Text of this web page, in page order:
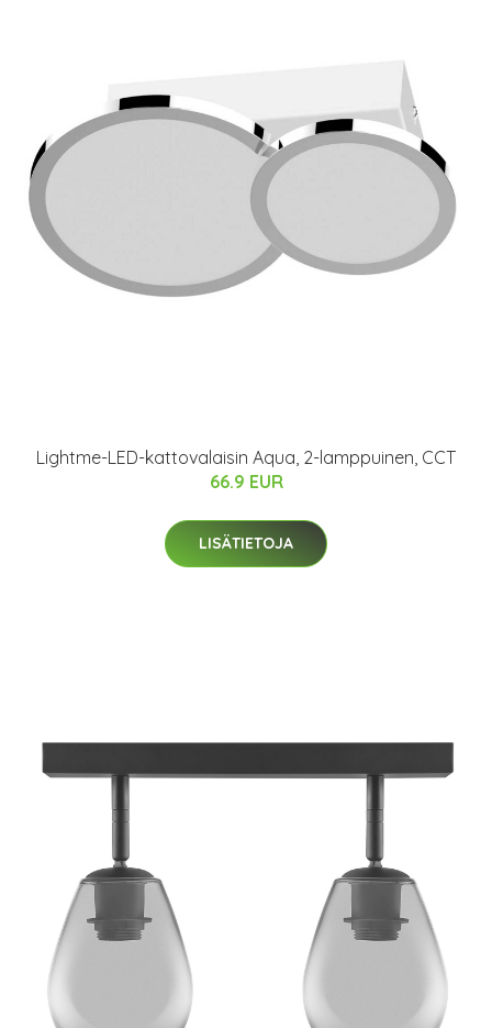
Lightme-LED-kattovalaisin Aqua, 2-lamppuinen, CCT
66.9 EUR
LISÄTIETOJA